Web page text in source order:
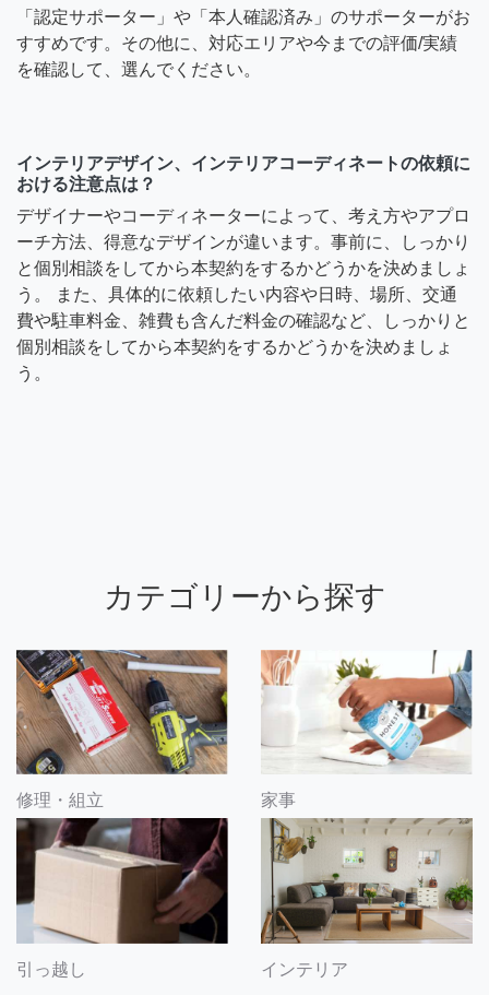
「認定サポーター」や「本人確認済み」のサポーターがお
すすめです。その他に、対応エリアや今までの評価/実績
を確認して、選んでください。
インテリアデザイン、インテリアコーディネートの依頼に
おける注意点は？
デザイナーやコーディネーターによって、考え方やアプロ
ーチ方法、得意なデザインが違います。事前に、しっかり
と個別相談をしてから本契約をするかどうかを決めましょ
う。 また、具体的に依頼したい内容や日時、場所、交通
費や駐車料金、雑費も含んだ料金の確認など、しっかりと
個別相談をしてから本契約をするかどうかを決めましょ
う。
カテゴリーから探す
修理・組立 家事
引っ越し インテリア